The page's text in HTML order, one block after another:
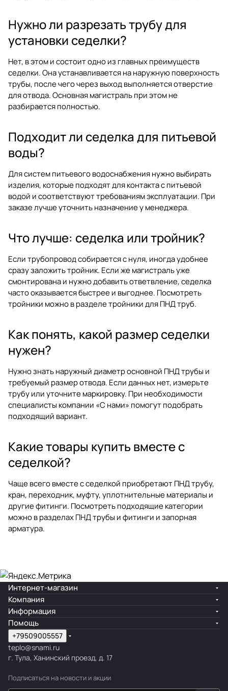
Нужно ли разрезать трубу для
установки седелки?
Нет, в этом и состоит одно из главных преимуществ
седелки. Она устанавливается на наружную поверхность
трубы, после чего через выход выполняется отверстие
для отвода. Основная магистраль при этом не
разбирается полностью.
Подходит ли седелка для питьевой
воды?
Для систем питьевого водоснабжения нужно выбирать
изделия, которые подходят для контакта с питьевой
водой и соответствуют требованиям эксплуатации. При
заказе лучше уточнить назначение у менеджера.
Что лучше: седелка или тройник?
Если трубопровод собирается с нуля, иногда удобнее
сразу заложить тройник. Если же магистраль уже
смонтирована и нужно добавить ответвление, седелка
часто оказывается быстрее и выгоднее. Посмотреть
тройники можно в разделетройники для ПНД труб.
Как понять, какой размер седелки
нужен?
Нужно знать наружный диаметр основной ПНД трубы и
требуемый размер отвода. Если данных нет, измерьте
трубу или уточните маркировку. При необходимости
специалисты компании «С нами» помогут подобрать
подходящий вариант.
Какие товары купить вместе с
седелкой?
Чаще всего вместе с седелкой приобретают ПНД трубу,
кран, переходник, муфту, уплотнительные материалы и
другие фитинги. Посмотреть подходящие категории
можно в разделахПНД трубы и фитинги изапорная
арматура.
Интернет-магазин
Компания
Информация
Помощь
+79509005557
teplo@snami.ru
г. Тула, Ханинский проезд, д. 17
Подписаться на новости и акции